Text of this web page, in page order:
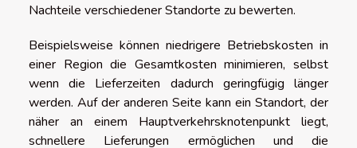
Nachteile verschiedener Standorte zu bewerten.
Beispielsweise können niedrigere Betriebskosten in
einer Region die Gesamtkosten minimieren, selbst
wenn die Lieferzeiten dadurch geringfügig länger
werden. Auf der anderen Seite kann ein Standort, der
näher an einem Hauptverkehrsknotenpunkt liegt,
schnellere Lieferungen ermöglichen und die